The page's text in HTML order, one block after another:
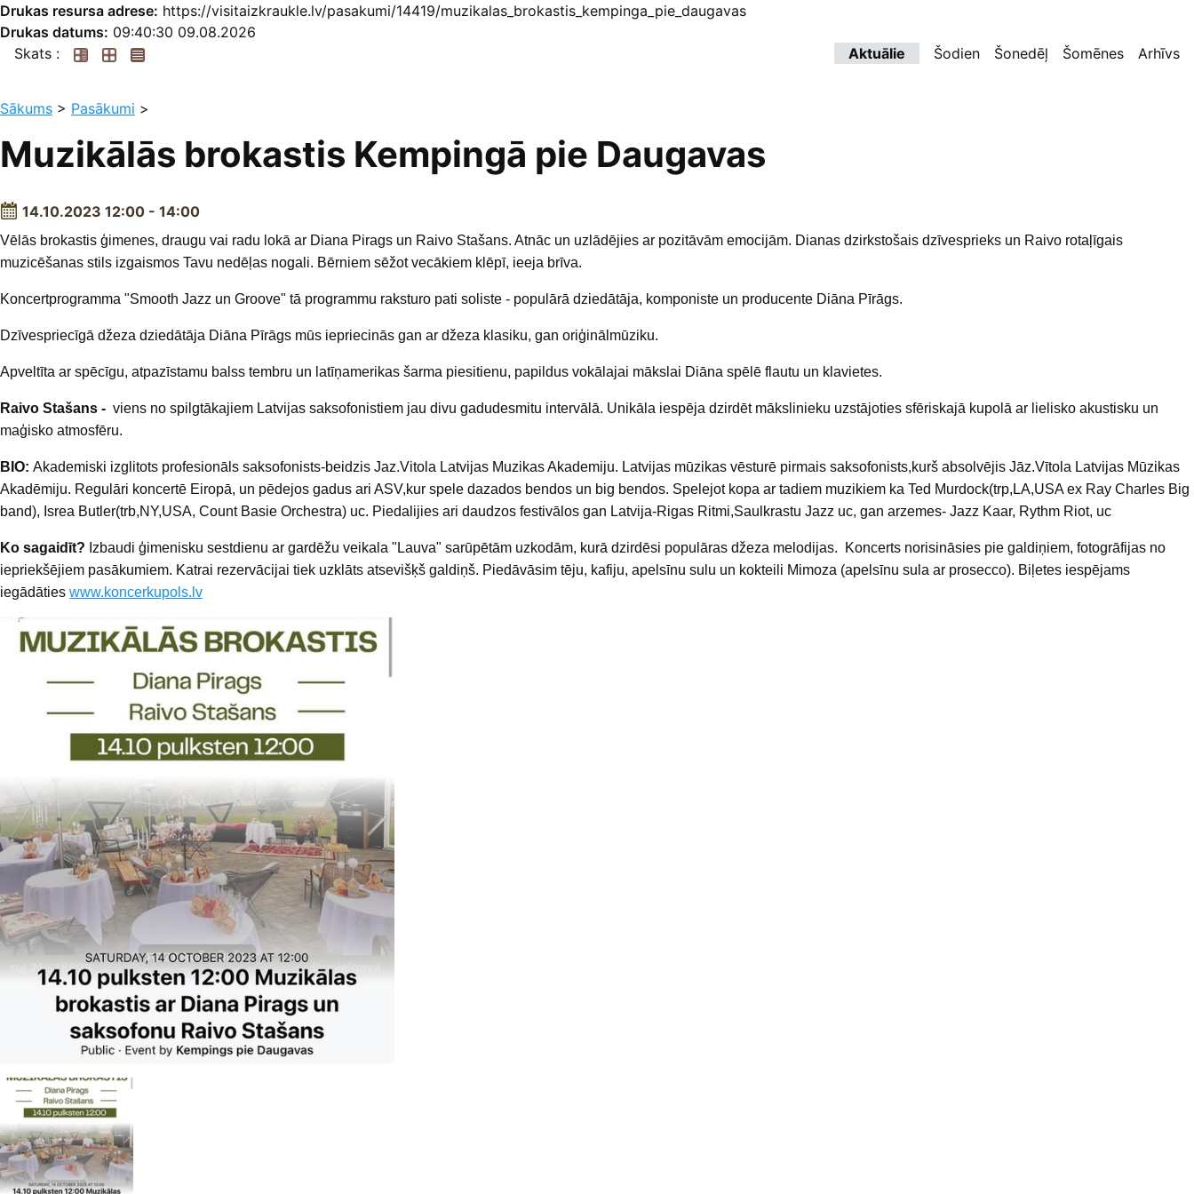
Drukas resursa adrese: https://visitaizkraukle.lv/pasakumi/14419/muzikalas_brokastis_kempinga_pie_daugavas
Drukas datums: 09:40:30 09.08.2026
Skats :
Aktuālie Šodien Šonedēļ Šomēnes Arhīvs
Sākums > Pasākumi >
Muzikālās brokastis Kempingā pie Daugavas
14.10.2023 12:00 - 14:00
Vēlās brokastis ģimenes, draugu vai radu lokā ar Diana Pirags un Raivo Stašans. Atnāc un uzlādējies ar pozitāvām emocijām. Dianas dzirkstošais dzīvesprieks un Raivo rotaļīgais
muzicēšanas stils izgaismos Tavu nedēļas nogali. Bērniem sēžot vecākiem klēpī, ieeja brīva.
Koncertprogramma "Smooth Jazz un Groove" tā programmu raksturo pati soliste - populārā dziedātāja, komponiste un producente Diāna Pīrāgs.
Dzīvespriecīgā džeza dziedātāja Diāna Pīrāgs mūs iepriecinās gan ar džeza klasiku, gan oriģinālmūziku.
Apveltīta ar spēcīgu, atpazīstamu balss tembru un latīņamerikas šarma piesitienu, papildus vokālajai mākslai Diāna spēlē flautu un klavietes.
Raivo Stašans - viens no spilgtākajiem Latvijas saksofonistiem jau divu gadudesmitu intervālā. Unikāla iespēja dzirdēt mākslinieku uzstājoties sfēriskajā kupolā ar lielisko akustisku un
maģisko atmosfēru.
BIO: Akademiski izglitots profesionāls saksofonists-beidzis Jaz.Vitola Latvijas Muzikas Akademiju. Latvijas mūzikas vēsturē pirmais saksofonists,kurš absolvējis Jāz.Vītola Latvijas Mūzikas
Akadēmiju. Regulāri koncertē Eiropā, un pēdejos gadus ari ASV,kur spele dazados bendos un big bendos. Spelejot kopa ar tadiem muzikiem ka Ted Murdock(trp,LA,USA ex Ray Charles Big
band), Isrea Butler(trb,NY,USA, Count Basie Orchestra) uc. Piedalijies ari daudzos festivālos gan Latvija-Rigas Ritmi,Saulkrastu Jazz uc, gan arzemes- Jazz Kaar, Rythm Riot, uc
Ko sagaidīt? Izbaudi ģimenisku sestdienu ar gardēžu veikala "Lauva" sarūpētām uzkodām, kurā dzirdēsi populāras džeza melodijas. Koncerts norisināsies pie galdiņiem, fotogrāfijas no
iepriekšējiem pasākumiem. Katrai rezervācijai tiek uzklāts atsevišķš galdiņš. Piedāvāsim tēju, kafiju, apelsīnu sulu un kokteili Mimoza (apelsīnu sula ar prosecco). Biļetes iespējams
iegādāties www.koncerkupols.lv